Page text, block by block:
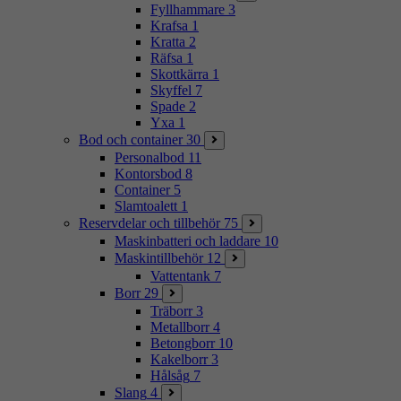
Fyllhammare 3
Krafsa 1
Kratta 2
Räfsa 1
Skottkärra 1
Skyffel 7
Spade 2
Yxa 1
Bod och container 30
Personalbod 11
Kontorsbod 8
Container 5
Slamtoalett 1
Reservdelar och tillbehör 75
Maskinbatteri och laddare 10
Maskintillbehör 12
Vattentank 7
Borr 29
Träborr 3
Metallborr 4
Betongborr 10
Kakelborr 3
Hålsåg 7
Slang 4